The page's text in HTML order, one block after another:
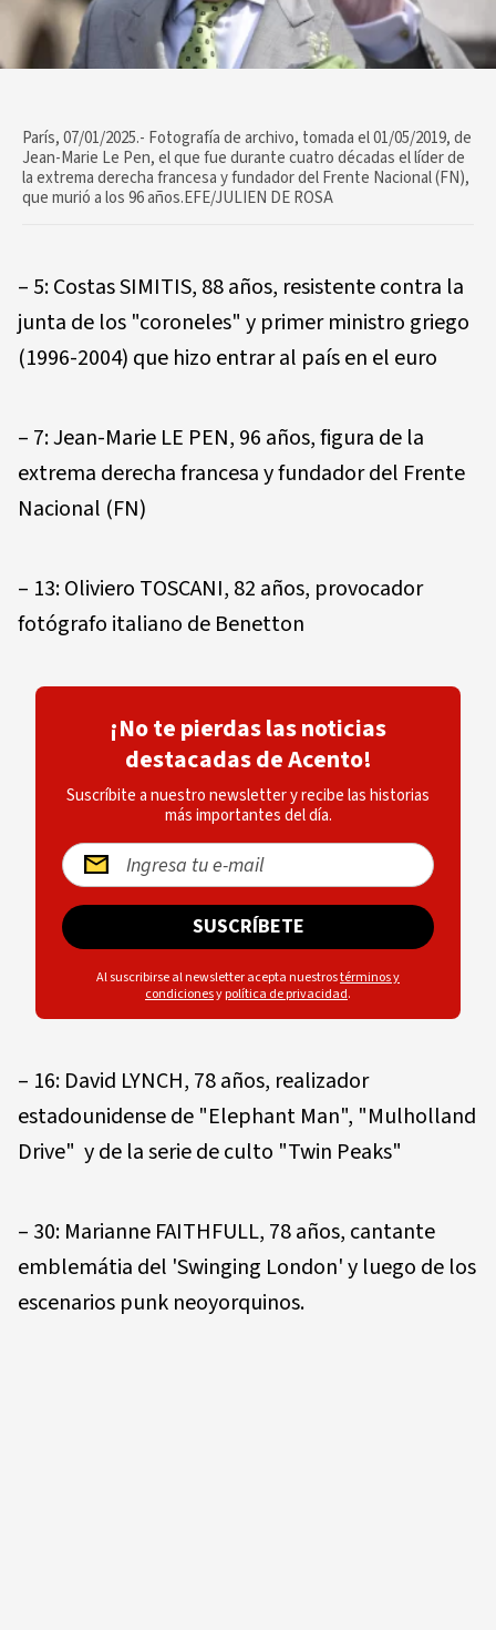
París, 07/01/2025.- Fotografía de archivo, tomada el 01/05/2019, de
Jean-Marie Le Pen, el que fue durante cuatro décadas el líder de
la extrema derecha francesa y fundador del Frente Nacional (FN),
que murió a los 96 años.EFE/JULIEN DE ROSA
– 5: Costas SIMITIS, 88 años, resistente contra la
junta de los "coroneles" y primer ministro griego
(1996-2004) que hizo entrar al país en el euro
– 7: Jean-Marie LE PEN, 96 años, figura de la
extrema derecha francesa y fundador del Frente
Nacional (FN)
– 13: Oliviero TOSCANI, 82 años, provocador
fotógrafo italiano de Benetton
¡No te pierdas las noticias
destacadas de Acento!
Suscríbite a nuestro newsletter y recibe las historias
más importantes del día.
SUSCRÍBETE
Al suscribirse al newsletter acepta nuestrostérminos y
condicionesypolítica de privacidad.
– 16: David LYNCH, 78 años, realizador
estadounidense de "Elephant Man", "Mulholland
Drive" y de la serie de culto "Twin Peaks"
– 30: Marianne FAITHFULL, 78 años, cantante
emblemátia del 'Swinging London' y luego de los
escenarios punk neoyorquinos.